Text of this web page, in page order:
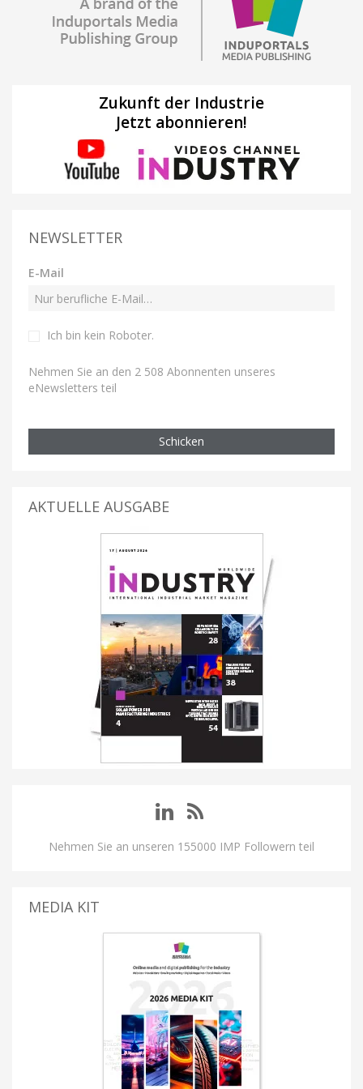
Zukunft der Industrie
Jetzt abonnieren!
NEWSLETTER
E-Mail
Ich bin kein Roboter.
Nehmen Sie an den 2 508 Abonnenten unseres
eNewsletters teil
Schicken
AKTUELLE AUSGABE
Nehmen Sie an unseren 155000 IMP Followern teil
MEDIA KIT